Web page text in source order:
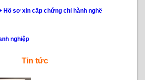
Hồ sơ xin cấp chứng chỉ hành nghề
nghiệp
Tin tức